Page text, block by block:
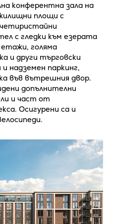
конферентна зала на
площи с
с гледки към езерата
голяма
и други търговски
надземен паркинг,
във вътрешния двор.
допълнителни
и част от
Осигурени са и